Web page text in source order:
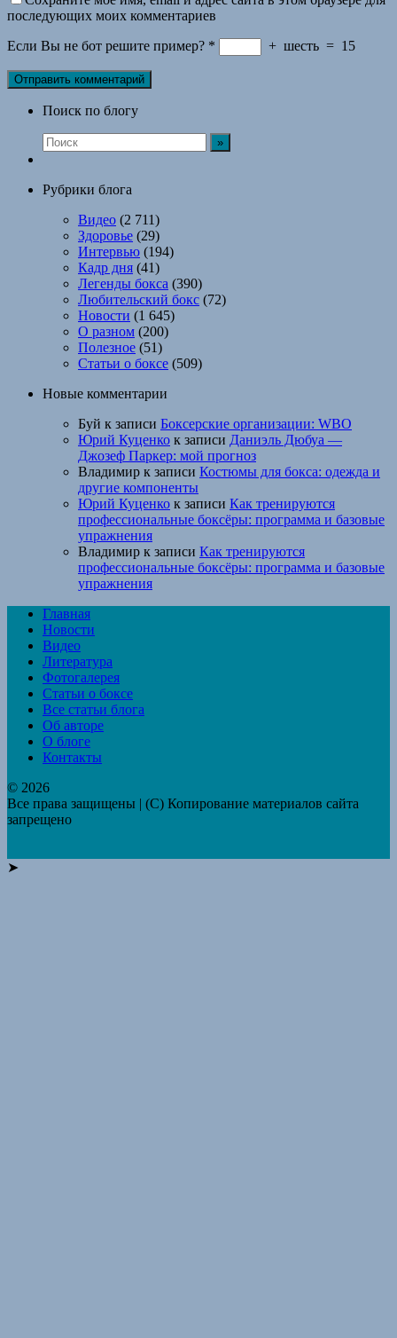
последующих моих комментариев
Если Вы не бот решите пример? * + шесть = 15
Поиск по блогу
Рубрики блога
Видео (2 711)
Здоровье (29)
Интервью (194)
Кадр дня (41)
Легенды бокса (390)
Любительский бокс (72)
Новости (1 645)
О разном (200)
Полезное (51)
Статьи о боксе (509)
Новые комментарии
Буй к записи Боксерские организации: WBO
Юрий Куценко к записи Даниэль Дюбуа —
Джозеф Паркер: мой прогноз
Владимир к записи Костюмы для бокса: одежда и
другие компоненты
Юрий Куценко к записи Как тренируются
профессиональные боксёры: программа и базовые
упражнения
Владимир к записи Как тренируются
профессиональные боксёры: программа и базовые
упражнения
Главная
Новости
Видео
Литература
Фотогалерея
Статьи о боксе
Все статьи блога
Об авторе
О блоге
Контакты
© 2026
Все права защищены | (C) Копирование материалов сайта
запрещено
➤